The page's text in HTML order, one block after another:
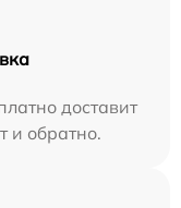
доставит
и обратно.